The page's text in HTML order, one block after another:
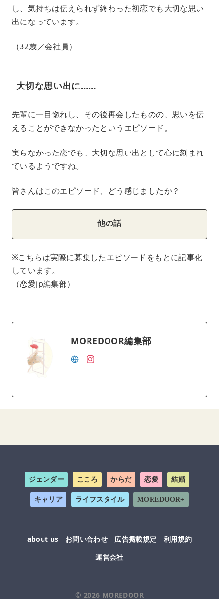
し、気持ちは伝えられず終わった初恋でも大切な思い
出になっています。
（32歳／会社員）
大切な思い出に……
先輩に一目惚れし、その後再会したものの、思いを伝
えることができなかったというエピソード。
実らなかった恋でも、大切な思い出として心に刻まれ
ているようですね。
皆さんはこのエピソード、どう感じましたか？
他の話
※こちらは実際に募集したエピソードをもとに記事化
しています。
（恋愛jp編集部）
MOREDOOR編集部
ジェンダー こころ からだ 恋愛 結婚
キャリア ライフスタイル MOREDOOR+
about us お問い合わせ 広告掲載規定
利用規約
運営会社
© 2026 MOREDOOR